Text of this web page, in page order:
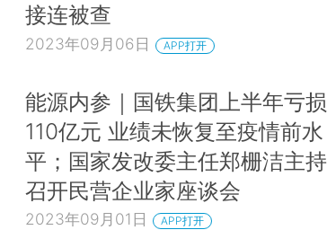
接连被查
2023年09月06日 APP打开
能源内参｜国铁集团上半年亏损
110亿元 业绩未恢复至疫情前水
平；国家发改委主任郑栅洁主持
召开民营企业家座谈会
2023年09月01日 APP打开